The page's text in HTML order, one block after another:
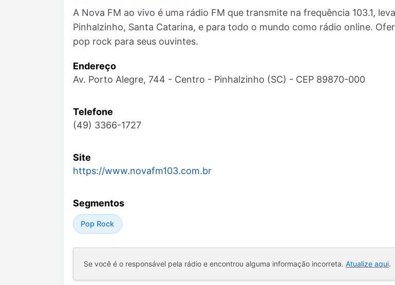
A Nova FM ao vivo é uma rádio FM que transmite na frequência 103.1,
Pinhalzinho, Santa Catarina, e para todo o mundo como rádio online.
pop rock para seus ouvintes.
Endereço
Av. Porto Alegre, 744 - Centro - Pinhalzinho (SC) - CEP 89870-000
Telefone
(49) 3366-1727
Site
https://www.novafm103.com.br
Segmentos
Pop Rock
Se você é o responsável pela rádio e encontrou alguma informação incorreta. Atualize aqui.